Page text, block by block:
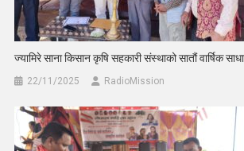
ज्यामिरे साना किसान कृषि सहकारी संस्थाको सातौं वार्षिक
22/11/2025 RadioMission